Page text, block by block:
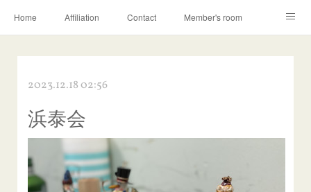
Home Affiliation Contact Member's room
2023.12.18 02:56
浜泰会